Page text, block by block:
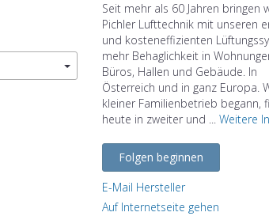
Seit mehr als 60 Jahren bringen
Pichler Lufttechnik mit unseren
und kosteneffizienten
mehr Behaglichkeit in
Büros, Hallen und Gebäude. In
Österreich und in ganz Europa.
kleiner Familienbetrieb begann,
heute in zweiter und ... Weitere
Folgen beginnen
E-Mail Hersteller
Auf Internetseite gehen